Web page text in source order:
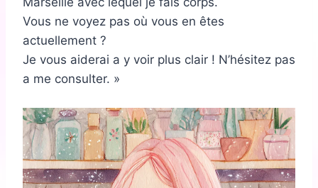
Vous ne voyez pas où vous en êtes
actuellement ?
Je vous aiderai a y voir plus clair ! N’hésitez pas
a me consulter. »